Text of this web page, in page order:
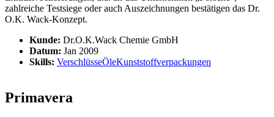
zahlreiche Testsiege oder auch Auszeichnungen bestätigen das Dr.
O.K. Wack-Konzept.
Kunde: Dr.O.K.Wack Chemie GmbH
Datum: Jan 2009
Skills: VerschlüsseÖleKunststoffverpackungen
Primavera